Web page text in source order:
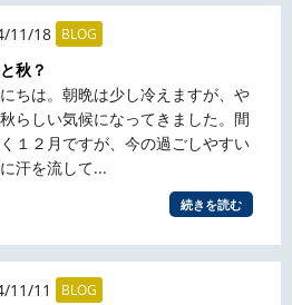
11/18 BLOG
秋？
ちは。朝晩は少し冷えますが、や
らしい気候になってきました。間
１２月ですが、今の過ごしやすい
汗を流して...
続きを読む
11/11 BLOG